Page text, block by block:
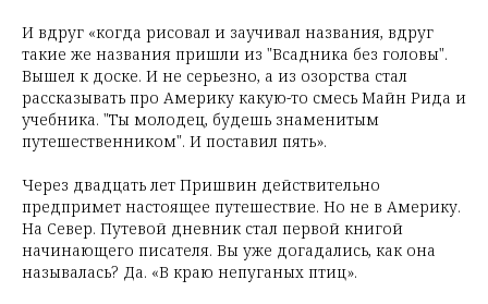
И вдруг «когда рисовал и заучивал названия, вдруг
такие же названия пришли из "Всадника без головы".
Вышел к доске. И не серьезно, а из озорства стал
рассказывать про Америку какую-то смесь Майн Рида и
учебника. "Ты молодец, будешь знаменитым
путешественником". И поставил пять».
Через двадцать лет Пришвин действительно
предпримет настоящее путешествие. Но не в Америку.
На Север. Путевой дневник стал первой книгой
начинающего писателя. Вы уже догадались, как она
называлась? Да. «В краю непуганых птиц».